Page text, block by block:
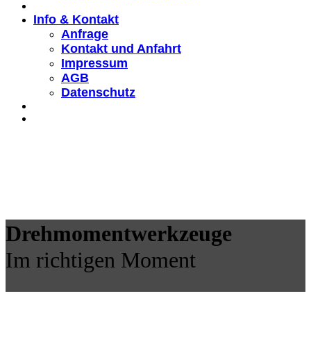
Info & Kontakt
Anfrage
Kontakt und Anfahrt
Impressum
AGB
Datenschutz
Drehmomentwerkzeuge
Im richtigen Moment